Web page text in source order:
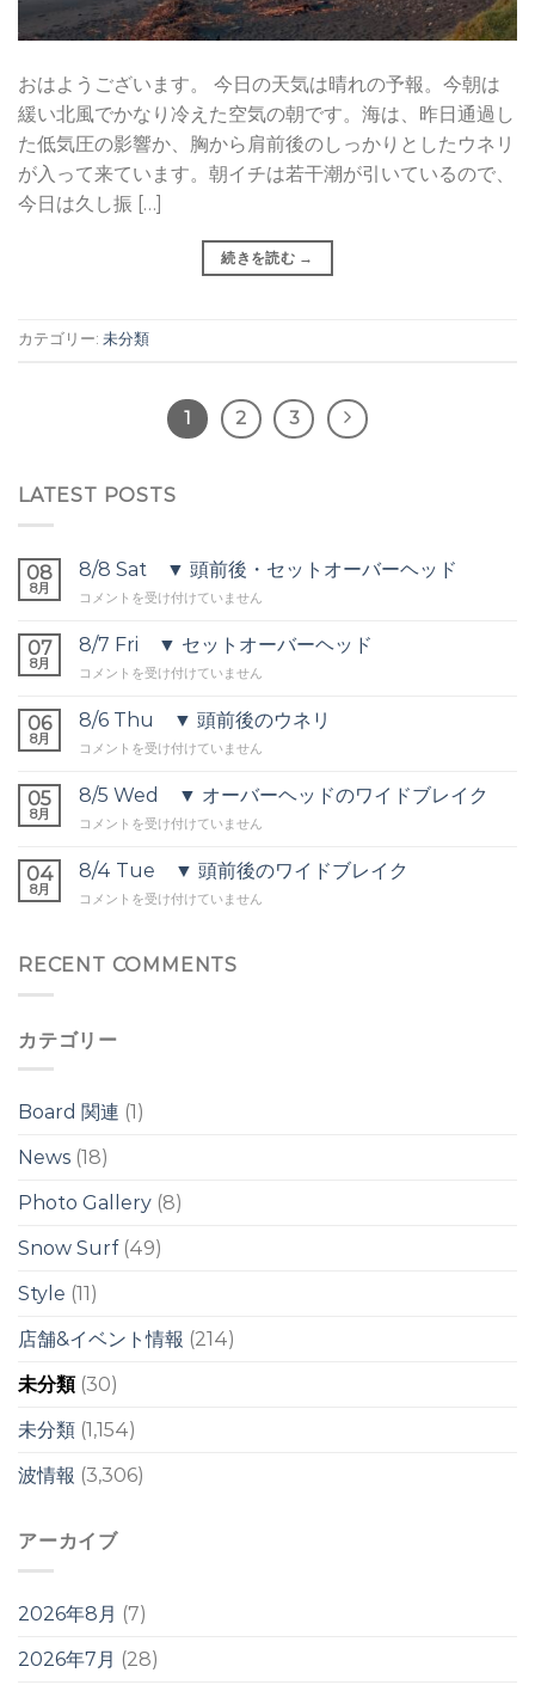
おはようございます。 今日の天気は晴れの予報。今朝は
緩い北風でかなり冷えた空気の朝です。海は、昨日通過し
た低気圧の影響か、胸から肩前後のしっかりとしたウネリ
が入って来ています。朝イチは若干潮が引いているので、
今日は久し振 […]
続きを読む →
カテゴリー: 未分類
1 2 3
LATEST POSTS
08
8月
8/8 Sat ▼ 頭前後・セットオーバーヘッド
8/8
▼
前
セ
ト
ー
バ
ヘ
ッ
ド
コメントを受け付けていません
07
8月
8/7 Fri ▼ セットオーバーヘッド
8/7
▼
ッ
オ
バ
ヘ
ッ
コメントを受け付けていません
06
8月
8/6 Thu ▼ 頭前後のウネリ
8/6
▼
前
の
ネ
コメントを受け付けていません
05
8月
8/5 Wed ▼ オーバーヘッドのワイドブレイク
8/5
▼
ー
ヘ
ワ
ブ
イ
ク
コメントを受け付けていません
04
8月
8/4 Tue ▼ 頭前後のワイドブレイク
8/4
頭
ワ
ブ
レ
ク
コメントを受け付けていません
RECENT COMMENTS
カテゴリー
Board 関連 (1)
News (18)
Photo Gallery (8)
Snow Surf(49)
Style (11)
店舗&イベント情報 (214)
未分類(30)
未分類 (1,154)
波情報 (3,306)
アーカイブ
2026年8月 (7)
2026年7月 (28)